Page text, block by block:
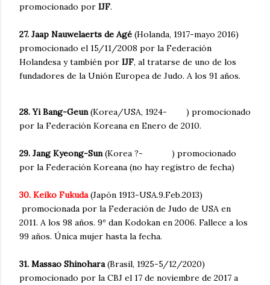
promocionado por IJF.
27. Jaap Nauwelaerts de Agé (Holanda, 1917-mayo 2016)
promocionado el 15/11/2008 por la Federación
Holandesa y también por IJF, al tratarse de uno de los
fundadores de la Unión Europea de Judo. A los 91 años.
28. Yi Bang-Geun(Korea/USA, 1924- ) promocionado
por la Federación Koreana en Enero de 2010.
29. Jang Kyeong-Sun(Korea ?- ) promocionado
por la Federación Koreana (no hay registro de fecha)
30. Keiko Fukuda (Japón 1913-USA.9.Feb.2013)
promocionada por la Federación de Judo de USA en
2011. A los 98 años. 9º dan Kodokan en 2006. Fallece a los
99 años. Única mujer hasta la fecha.
31. Massao Shinohara(Brasil, 1925-5/12/2020)
promocionado por la CBJ el 17 de noviembre de 2017 a